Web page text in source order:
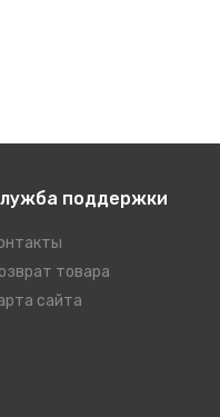
поддержки
товара
сайта